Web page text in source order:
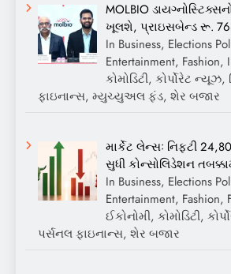
MOLBIO
ખૂલશે, પ્રાઇસબેન્ડ રૂ.
In Business, Elections
Entertainment, Fashion,
કોમોડિટી, કોર્પોરેટ
ફાઇનાન્સ, મ્યુચ્યુઅલ ફંડ, શેર બજાર
માર્કેટ લેન્સઃ નિફ્ટી
સુધી કોન્સોલિડેશન
In Business, Elections
Entertainment, Fashion,
ઈકોનોમી, કોમોડિટી,
પર્સનલ ફાઇનાન્સ, શેર બજાર